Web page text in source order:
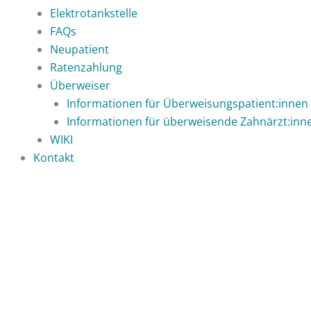
Elektrotankstelle
FAQs
Neupatient
Ratenzahlung
Überweiser
Informationen für Überweisungspatient:innen
Informationen für überweisende
WIKI
Kontakt